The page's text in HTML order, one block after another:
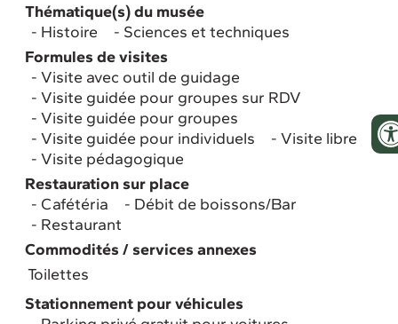
Thématique(s) du musée
Histoire
Sciences et techniques
Formules de visites
Visite avec outil de guidage
Visite guidée pour groupes sur RDV
Visite guidée pour groupes
Visite guidée pour individuels
Visite libre
Visite pédagogique
Restauration sur place
Cafétéria
Débit de boissons/Bar
Restaurant
Commodités / services annexes
Toilettes
Stationnement pour véhicules